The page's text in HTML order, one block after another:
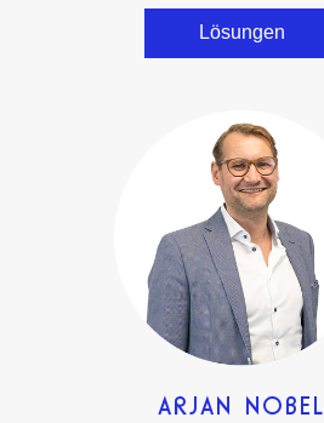
Lösungen
ARJAN NOBEL